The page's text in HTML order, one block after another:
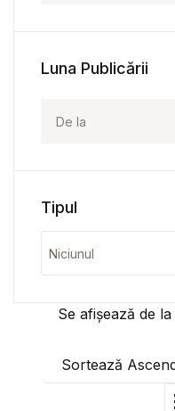
Se afișează de la
Sortează
Luna Publicării
Tipul